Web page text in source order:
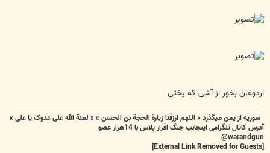
اردوغان بخور از آشی که پختی
سوریه از یمن میگذرد « اللهم ارزقنا زيارة الحجة بن الحسن » « لعنة الله علی عدوک یا علی »
آدرس کاتال تلگرامی اینجانب جنگ افزار پلاس با 14هزار عضو
warandgun@
[External Link Removed for Guests]